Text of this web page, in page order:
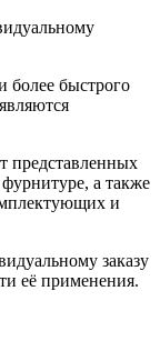
более быстрого
представленных
а также
и
заказу
её применения.